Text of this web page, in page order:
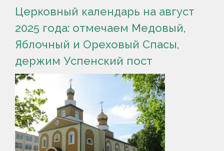
Церковный календарь на август
2025 года: отмечаем Медовый,
Яблочный и Ореховый Спасы,
держим Успенский пост